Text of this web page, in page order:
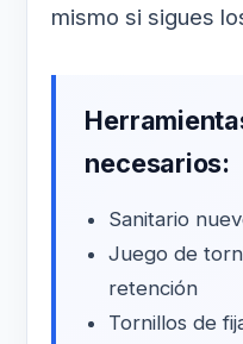
mismo si sigues
necesarios:
Sanitario
Juego de
retención
Tornillos de